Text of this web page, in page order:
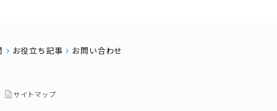
お役立ち記事 お問い合わせ
サイトマップ